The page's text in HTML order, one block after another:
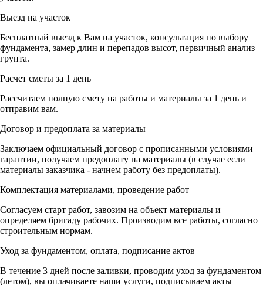
Выезд на участок
Бесплатный выезд к Вам на участок, консультация по выбору
фундамента, замер длин и перепадов высот, первичный анализ
грунта.
Расчет сметы за 1 день
Рассчитаем полную смету на работы и материалы за 1 день и
отправим вам.
Договор и предоплата за материалы
Заключаем официальный договор с прописанными условиями
гарантии, получаем предоплату на материалы (в случае если
материалы заказчика - начнем работу без предоплаты).
Комплектация материалами, проведение работ
Согласуем старт работ, завозим на объект материалы и
определяем бригаду рабочих. Производим все работы, согласно
строительным нормам.
Уход за фундаментом, оплата, подписание актов
В течение 3 дней после заливки, проводим уход за фундаментом
(летом), вы оплачиваете наши услуги, подписываем акты